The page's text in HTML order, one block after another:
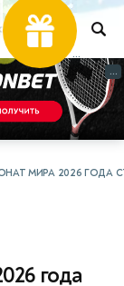
Таблица
...
...
МИРА 2026 ГОДА
года